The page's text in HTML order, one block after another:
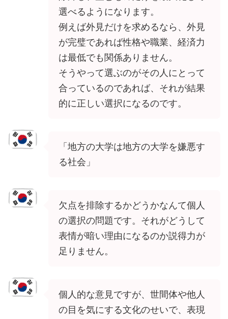
選べるようになります。
例えば外見だけを求めるなら、外見
が完璧であれば性格や職業、経済力
は最低でも関係ありません。
そうやって選ぶのがその人にとって
合っているのであれば、それが結果
的に正しい選択になるのです。
「地方の大学は地方の大学を嫌悪す
る社会」
欠点を排除するかどうかなんて個人
の選択の問題です。それがどうして
表情が暗い理由になるのか説得力が
足りません。
個人的な意見ですが、世間体や他人
の目を気にする文化のせいで、表現